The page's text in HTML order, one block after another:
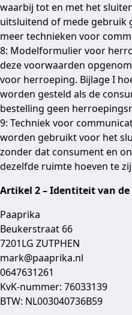
waarbij tot en met het
uitsluitend of mede gebruik
meer technieken voor
8: Modelformulier voor
deze voorwaarden
voor herroeping. Bijlage I
worden gesteld als de
bestelling geen
9: Techniek voor
worden gebruikt voor het
zonder dat consument en
dezelfde ruimte hoeven te
Artikel 2 – Identiteit van
Paaprika
Beukerstraat 66
7201LG ZUTPHEN
mark@paaprika.nl
0647631261
KvK-nummer: 76033139
BTW: NL003040736B59